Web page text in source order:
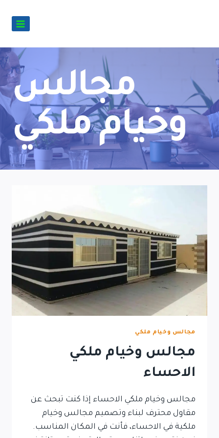
مجالس
وخيام ملكي
مجالس وخيام ملكي
مجالس وخيام ملكي
الاحساء
مجالس وخيام ملكي الاحساء إذا كنت تبحث عن
مقاول محترف لبناء وتصميم مجالس وخيام
ملكية في الاحساء، فأنت في المكان المناسب.